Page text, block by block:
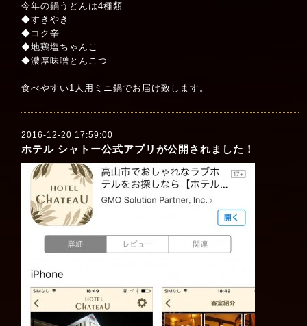
今年の鍋うどんは4種類
◆すきやき
◆コク辛
◆地鶏塩ちゃんこ
◆濃厚味噌とんこつ
食べやすい1人用ミニ鍋でお届け致します。
2016-12-20 17:59:00
ホテル シャトー公式アプリが公開されました！